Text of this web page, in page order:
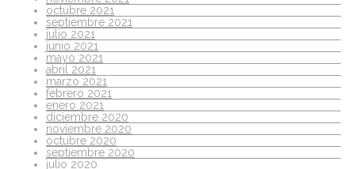
octubre 2021
septiembre 2021
julio 2021
junio 2021
mayo 2021
abril 2021
marzo 2021
febrero 2021
enero 2021
diciembre 2020
noviembre 2020
octubre 2020
septiembre 2020
julio 2020